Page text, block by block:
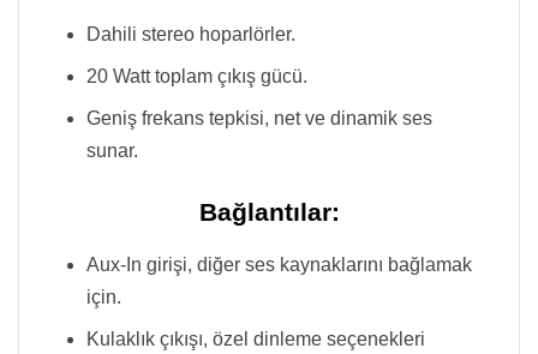
Dahili stereo hoparlörler.
20 Watt toplam çıkış gücü.
Geniş frekans tepkisi, net ve dinamik ses
sunar.
Bağlantılar:
Aux-In girişi, diğer ses kaynaklarını bağlamak
için.
Kulaklık çıkışı, özel dinleme seçenekleri